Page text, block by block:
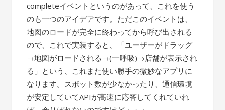
completeイベントというのがあって、これを使う
のも一つのアイデアです。ただこのイベントは、
地図のロードが完全に終わってから呼び出される
ので、これで実装すると、「ユーザーがドラッグ
→地図がロードされる→(一呼吸)→店舗が表示され
る」という、これまた使い勝手の微妙なアプリに
なります。スポット数が少なかったり、通信環境
が安定していてAPIが高速に応答してくれていれ